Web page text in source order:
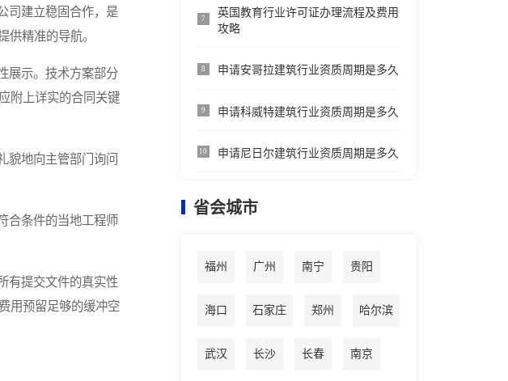
司建立稳固合作，是
供精准的导航。
展示。技术方案部分
附上详实的合同关键
地向主管部门询问
合条件的当地工程师
有提交文件的真实性
用预留足够的缓冲空
7
英国教育行业许可证办理流程及费用
攻略
8 申请安哥拉建筑行业资质周期是多久
9 申请科威特建筑行业资质周期是多久
10 申请尼日尔建筑行业资质周期是多久
省会城市
福州 广州 南宁 贵阳
海口 石家庄 郑州 哈尔滨
武汉 长沙 长春 南京